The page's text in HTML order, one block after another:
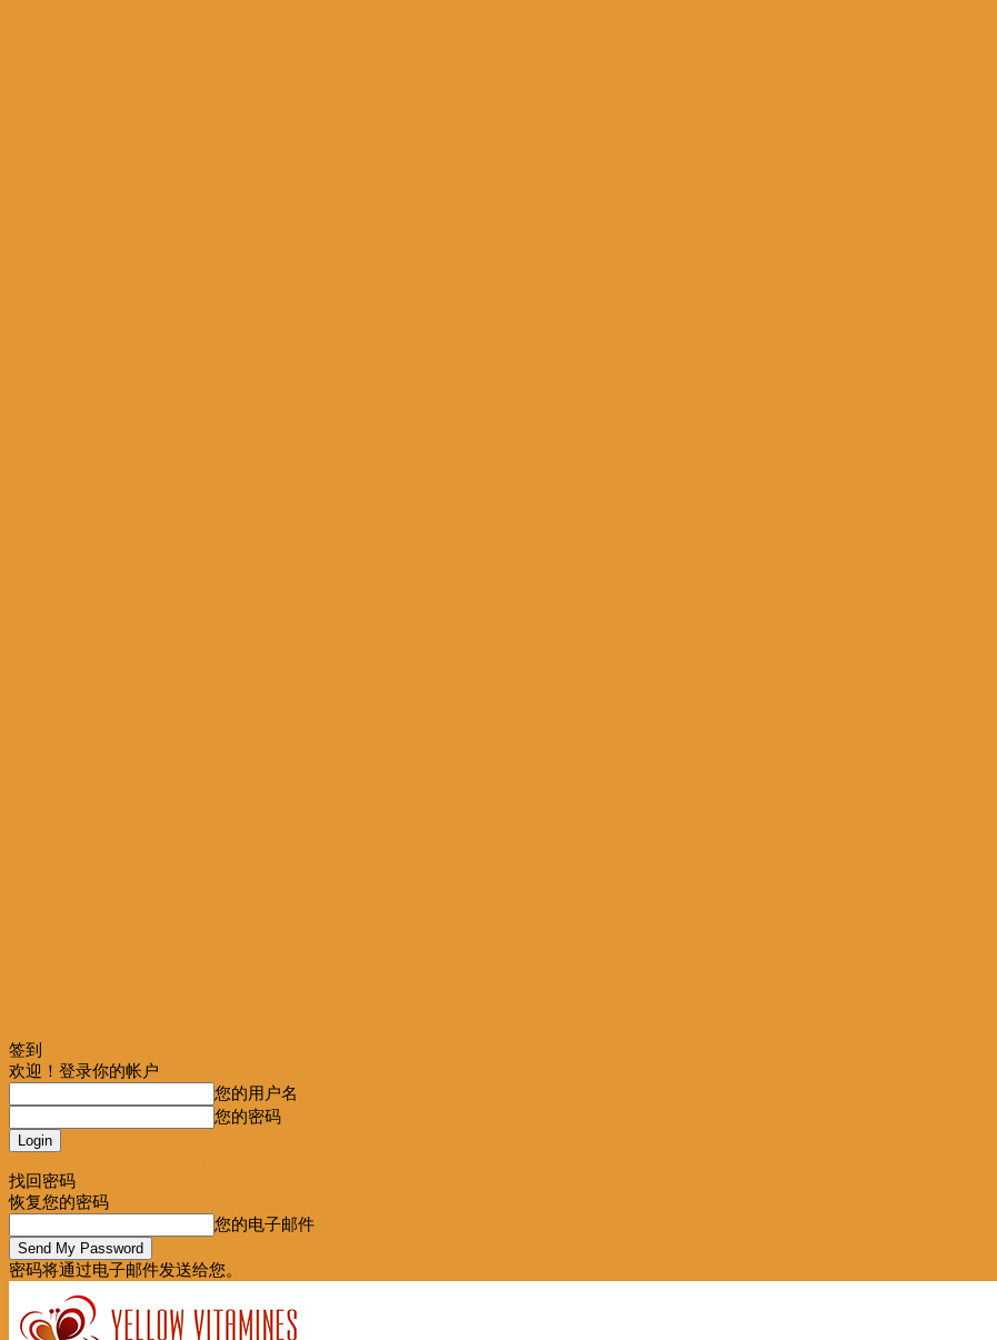
签到
欢迎！登录你的帐户
您的用户名
您的密码
找回密码
恢复您的密码
您的电子邮件
密码将通过电子邮件发送给您。